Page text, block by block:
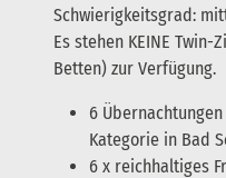
Schwierigkeitsgrad:
Es stehen KEINE
Betten) zur Verfügung.
6
Kategorie in Bad
6 x reichhaltiges